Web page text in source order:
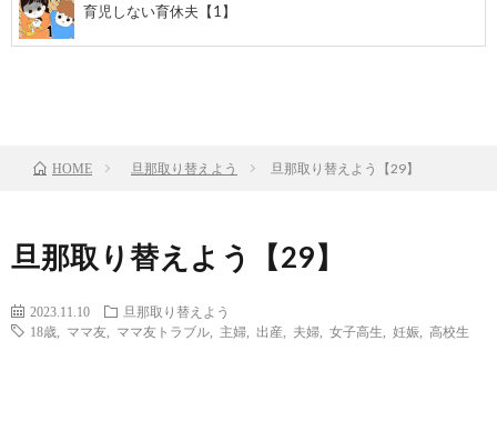
育児しない育休夫【1】
HOME 旦那取り替えよう 旦那取り替えよう【29】
旦那取り替えよう【29】
2023.11.10
旦那取り替えよう
18歳
ママ友 ママ友トラブル 主婦 出産 夫婦 女子高生 妊娠 高校生